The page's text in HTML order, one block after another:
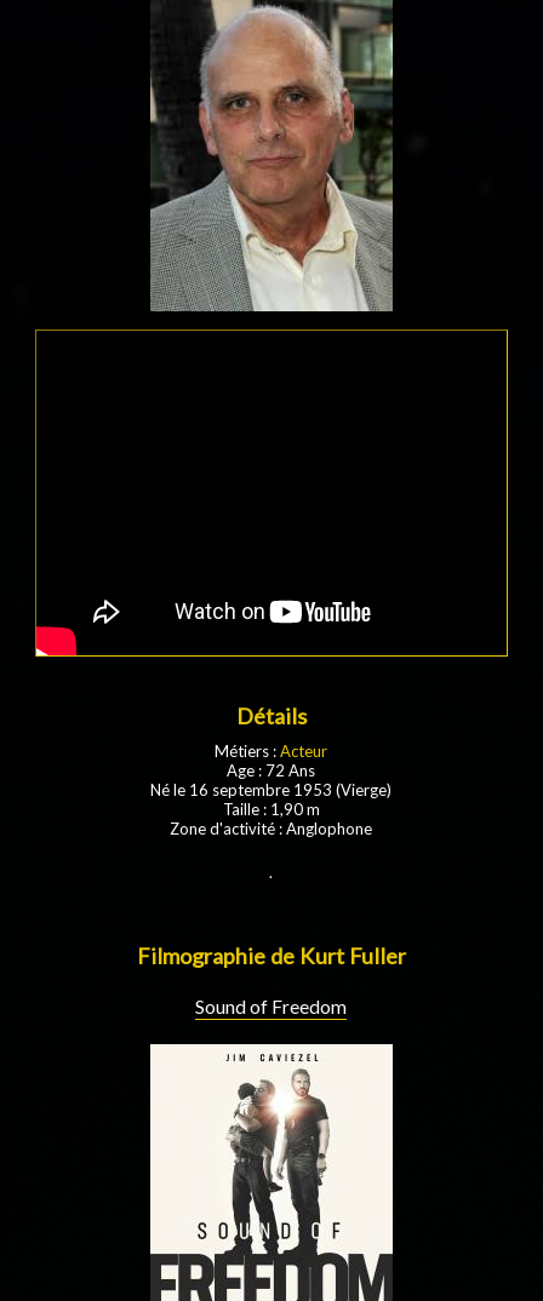
Détails
Métiers :Acteur
Age : 72 Ans
Né le 16 septembre 1953 (Vierge)
Taille : 1,90 m
Zone d'activité : Anglophone
.
Filmographie de Kurt Fuller
Sound of Freedom